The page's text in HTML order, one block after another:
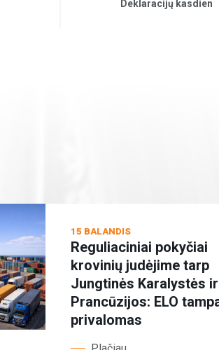
Deklaracijų kasdien
15 BALANDIS
Reguliaciniai pokyčiai
krovinių judėjime tarp
Jungtinės Karalystės ir
Prancūzijos: ELO
privalomas